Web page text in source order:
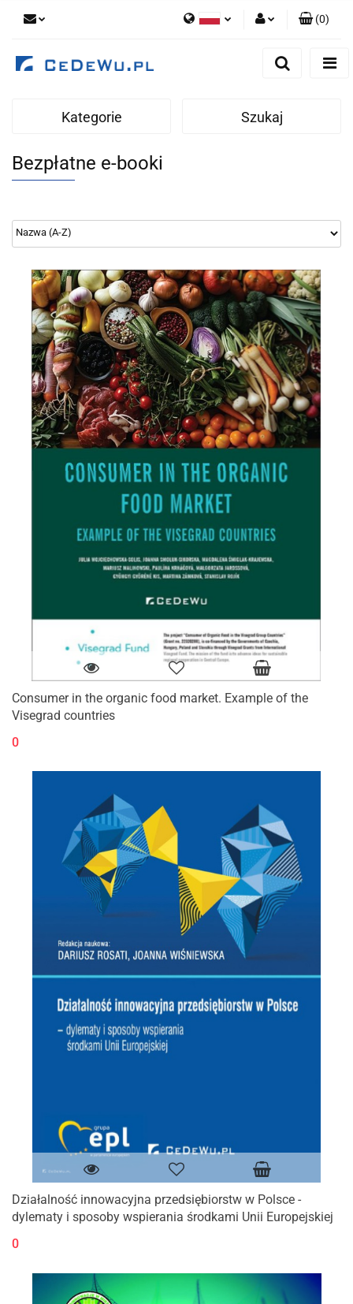
(0)
Kategorie Szukaj
Bezpłatne e-booki
Consumer in the organic food market. Example of the
Visegrad countries
0
Działalność innowacyjna przedsiębiorstw w Polsce -
dylematy i sposoby wspierania środkami Unii Europejskiej
0